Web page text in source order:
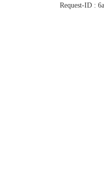
Request-ID :